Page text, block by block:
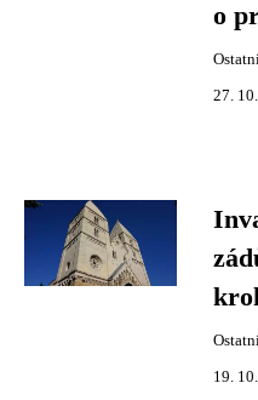
o
27.
19.